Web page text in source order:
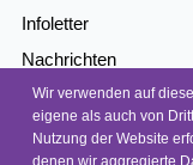
Infoletter
Nachrichten
Kontakt
Barrierefreiheit
Wir verwenden auf
eigene als auch von
Nutzung der Website
denen wir aggregierte